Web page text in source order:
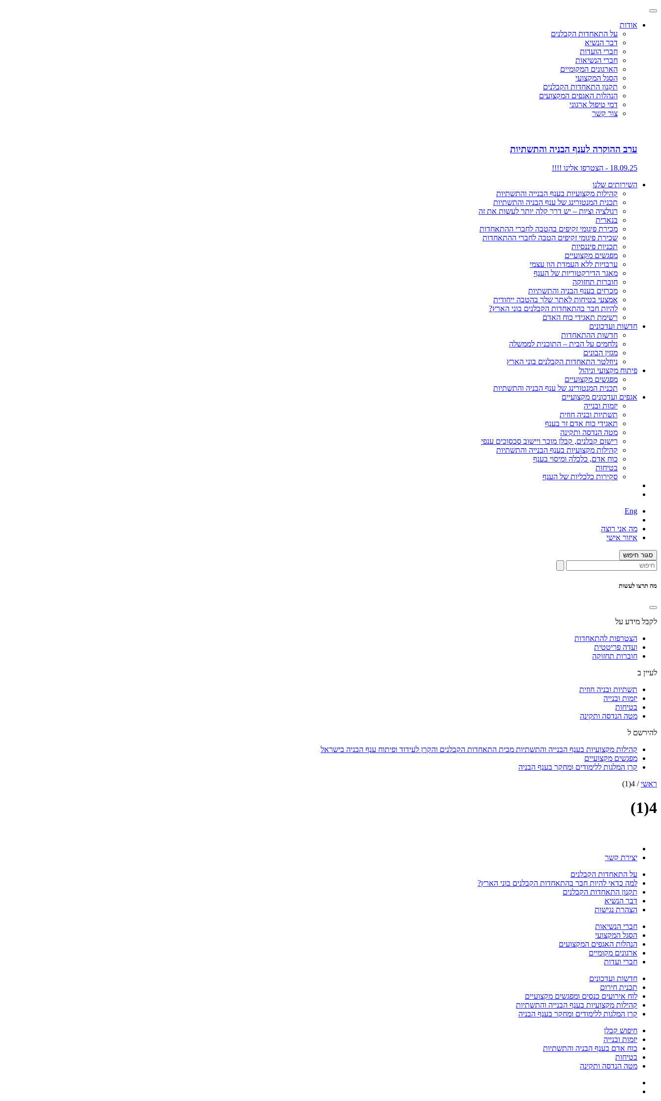
אודות
על התאחדות הקבלנים
דבר הנשיא
חברי הועדות
חברי הנשיאות
הארגונים המקומיים
הסגל המקצועי
תקנון התאחדות הקבלנים
הנהלות האגפים המקצועים
דמי טיפול ארגוני
צור קשר
ערב ההוקרה לענף הבניה והתשתיות
18.09.25 - הצטרפו אלינו !!!!
השירותים שלנו
קהילות מקצועיות בענף הבנייה והתשתיות
תכנית המנטורינג של ענף הבניה והתשתיות
רגולציה וציות – יש דרך קלה יותר לעשות את זה
בנארית
מכירת פיגומי זקיפים בהטבה לחברי ההתאחדות
שכירת פיגומי זקיפים הטבה לחברי ההתאחדות
תכניות פיננסיות
מפגשים מקצועיים
ערבויות ללא העמדת הון עצמי
מאגר הדירקטוריות של הענף
חוברות תחזוקה
מכרזים בענף הבניה והתשתיות
אמצעי בטיחות לאתר שלך בהטבה ייחודית
להיות חבר בהתאחדות הקבלנים בוני הארץ?
רשימת תאגידי כוח האדם
חדשות ועדכונים
חדשות ההתאחדות
נלחמים על הבית – התוכנית לממשלה
מגזין הבונים
ניוזלטר התאחדות הקבלנים בוני הארץ
פיתוח מקצועי וניהול
מפגשים מקצועיים
תכנית המנטורינג של ענף הבניה והתשתיות
אגפים ועדכונים מקצועיים
יזמות ובנייה
תשתיות ובניה חוזית
תאגידי כוח אדם זר בענף
מטה הנדסה ותקינה
רישום קבלנים, קבלן מוכר ויישוב סכסוכים ענפי
קהילות מקצועיות בענף הבנייה והתשתיות
כוח אדם, כלכלה ומיסוי בענף
בטיחות
סקירות כלכליות של הענף
Eng
מה אני רוצה
איזור אישי
סגור חיפוש
מה תרצו לעשות
לקבל מידע על
הצטרפות להתאחדות
ועדה פריטטית
חוברות תחזוקה
לעיין ב
תשתיות ובניה חוזית
יזמות ובנייה
בטיחות
מטה הנדסה ותקינה
להירשם ל
קהילות מקצועיות בענף הבנייה והתשתיות מבית התאחדות הקבלנים והקרן לעידוד ופיתוח ענף הבניה בישראל
מפגשים מקצועיים
קרן המלגות ללימודים ומחקר בענף הבניה
ראשי/
4(1)
4(1)
יצירת קשר
על התאחדות הקבלנים
למה כדאי להיות חבר בהתאחדות הקבלנים בוני הארץ?
תקנון התאחדות הקבלנים
דבר הנשיא
הצהרת נגישות
חברי הנשיאות
הסגל המקצועי
הנהלות האגפים המקצועים
ארגונים מקומיים
חברי ועדות
חדשות ועדכונים
תכנית חירום
לוח אירועים כנסים ומפגשים מקצועיים
קהילות מקצועיות בענף הבנייה והתשתיות
קרן המלגות ללימודים ומחקר בענף הבניה
חיפוש קבלן
יזמות ובנייה
כוח אדם בענף הבניה והתשתיות
בטיחות
מטה הנדסה ותקינה